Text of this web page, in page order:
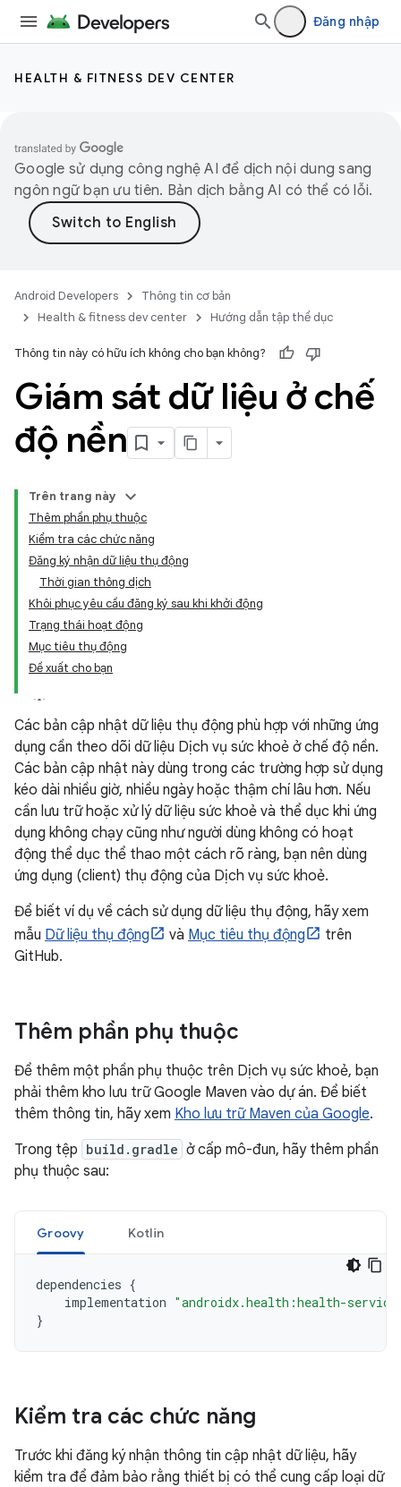
Đăng nhập
HEALTH & FITNESS DEV CENTER
Google sử dụng công nghệ AI để dịch nội dung sang
ngôn ngữ bạn ưu tiên. Bản dịch bằng AI có thể có lỗi.
Android Developers
Thông tin cơ bản
Health & fitness dev center
Hướng dẫn tập thể dục
Thông tin này có hữu ích không cho bạn không?
Giám sát dữ liệu ở chế
độ nền
Trên trang này
Thêm phần phụ thuộc
Kiểm tra các chức năng
Đăng ký nhận dữ liệu thụ động
Thời gian thông dịch
Khôi phục yêu cầu đăng ký sau khi khởi động
Trạng thái hoạt động
Mục tiêu thụ động
Đề xuất cho bạn
Các bản cập nhật dữ liệu thụ động phù hợp với những ứng
dụng cần theo dõi dữ liệu Dịch vụ sức khoẻ ở chế độ nền.
Các bản cập nhật này dùng trong các trường hợp sử dụng
kéo dài nhiều giờ, nhiều ngày hoặc thậm chí lâu hơn. Nếu
cần lưu trữ hoặc xử lý dữ liệu sức khoẻ và thể dục khi ứng
dụng không chạy cũng như người dùng không có hoạt
động thể dục thể thao một cách rõ ràng, bạn nên dùng
ứng dụng (client) thụ động của Dịch vụ sức khoẻ.
Để biết ví dụ về cách sử dụng dữ liệu thụ động, hãy xem
mẫu Dữ liệu thụ động và Mục tiêu thụ động
trên
GitHub.
Thêm phần phụ thuộc
Để thêm một phần phụ thuộc trên Dịch vụ sức khoẻ, bạn
phải thêm kho lưu trữ Google Maven vào dự án. Để biết
thêm thông tin, hãy xem Kho lưu trữ Maven của Google.
Trong tệp build.gradle ở cấp mô-đun, hãy thêm phần
phụ thuộc sau:
Groovy Kotlin
dependencies {
implementation "androidx.health:health-
}
Kiểm tra các chức năng
Trước khi đăng ký nhận thông tin cập nhật dữ liệu, hãy
kiểm tra để đảm bảo rằng thiết bị có thể cung cấp loại dữ